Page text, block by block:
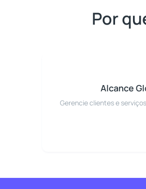
Por
Alcance
Gerencie clientes e